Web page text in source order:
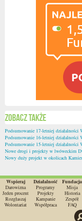
Zobacz także
Podsumowanie 17-letniej działalności
Podsumowanie 16-letniej działalności
Podsumowanie 15-letniej działalności
Nowe drogi i projekty w lwóweckim
Nowy duży projekt w okolicach
Wspieraj
Darowizna
Jeden procent
Rozgłaszaj
Wolontariat
Działalność
Programy
Projekty
Kampanie
Współpraca
Fundacja
Misja
Historia
Zespół
FAQ